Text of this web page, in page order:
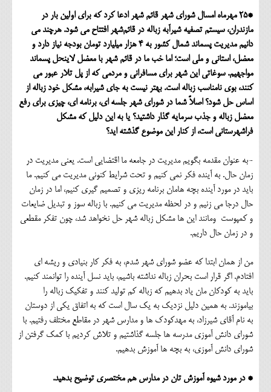
*25 مهرماه امسال شورای شهر قائم شهر ادعا کرد که برای اولین بار در
مازندران، سیستم تصفیه شیرآبه زباله در قائم‌شهر افتتاح می شود. هرچند می
دانیم مدیریت پسماند شمال کشور به 4 هزار میلیارد تومان بودجه نیاز دارد و
معضل، استانی و ملی است؛ اما خب ما در قائم شهر با معضل لاینحل پسماند
مواجهیم. سوغاتی این شهر برای مسافرانی و مردمی که از پل تلار عبور می
کنند، بوی نامناسب زباله است. بهتر نیست به جای شیرابه، مشکل خود زباله از
اساس حل شود؟ اصلاً شما در شورای شهر جلسه ای، برنامه ای، چیزی برای رفع
معضل زباله و جذب سرمایه گذار داشتید؟ یا به این دلیل که مشکل
فراشهرستانی است، از کنار این موضوع گذشته اید؟
-به عنوان مقدمه بگویم مدیریت در جامعه ما اقتضایی است. یعنی مدیریت در
زمان حال. به آینده فکر نمی کنیم و تحت شرایط کنونی مدیریت می کنیم. ما
باید در مورد آینده بچه هامان برنامه ریزی و تصمیم گیری کنیم، اما در زمان
حال درجا می زنیم و در لحظه مدیریت می کنیم. با زباله سوز و تبدیل ضایعات
و کمپوست ومانند این ها مشکل زباله شهر حل نخواهد شد، چون تفکر مقطعی
و در زمان حال داریم.
من از همان ابتدا که عضو شورای شهر شدم، به فکر کار بنیادی و ریشه ای
افتادم. اگر قرار است بحران زباله نداشته باشیم، باید نسل آینده را توانمند کنیم.
باید به کودکان مان یاد بدهیم که زباله کم تولید کنند و تفکیک زباله را
بیاموزند. به همین دلیل نزدیک به یک سال است که به اتفاق یکی از دوستان
به نام آقای شیرزاد، به مهدکودک ها و مدارس شهر در مقاطع مختلف رفتیم. با
شورای دانش آموزی مدرسه ها جلسه گذاشتیم و تلاش کردیم با کمک گرفتن از
شورای دانش آموزی، به بچه ها آموزش بدهیم.
* در مورد شیوه آموزش تان در مدارس هم مختصری توضیح بدهید.